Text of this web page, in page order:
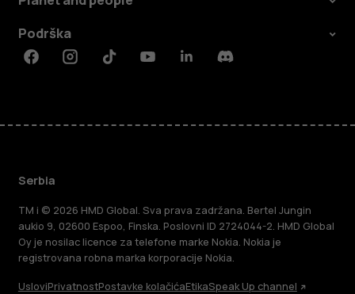
Podrška
FacebookInstagramTiktokYoutubeLinkedinDiscord
Serbia
TM i © 2026 HMD Global. Sva prava zadržana. Bertel Jungin
aukio 9, 02600 Espoo, Finska. Poslovni ID 2724044-2. HMD Global
Oy je nosilac licence za telefone marke Nokia. Nokia je
registrovana robna marka korporacije Nokia.
UsloviPrivatnostPostavke kolačićaEtikaSpeak Up channel